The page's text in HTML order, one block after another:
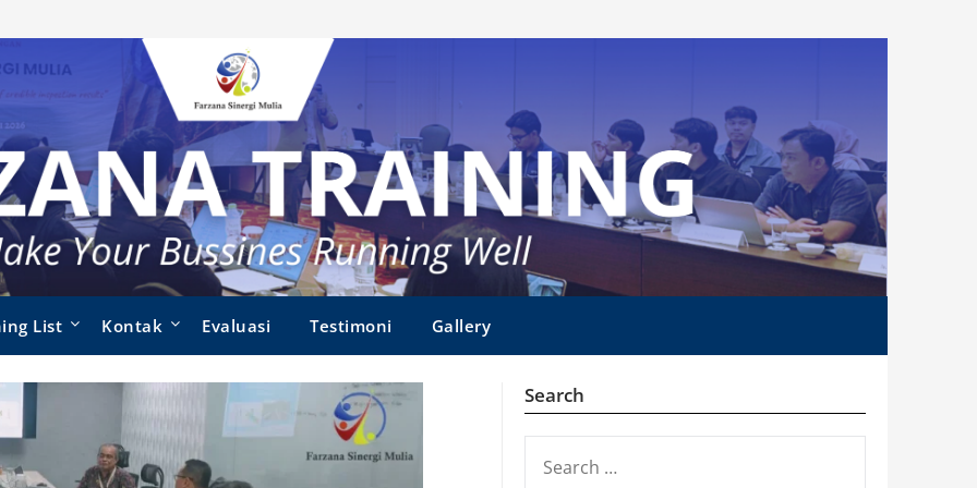
List Kontak Evaluasi Testimoni Gallery
Search
FOR: